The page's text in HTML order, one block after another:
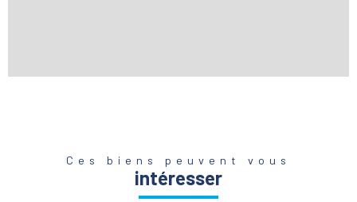
Ces biens peuvent vous
intéresser